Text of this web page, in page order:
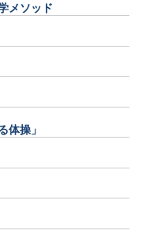
メソッド
体操」